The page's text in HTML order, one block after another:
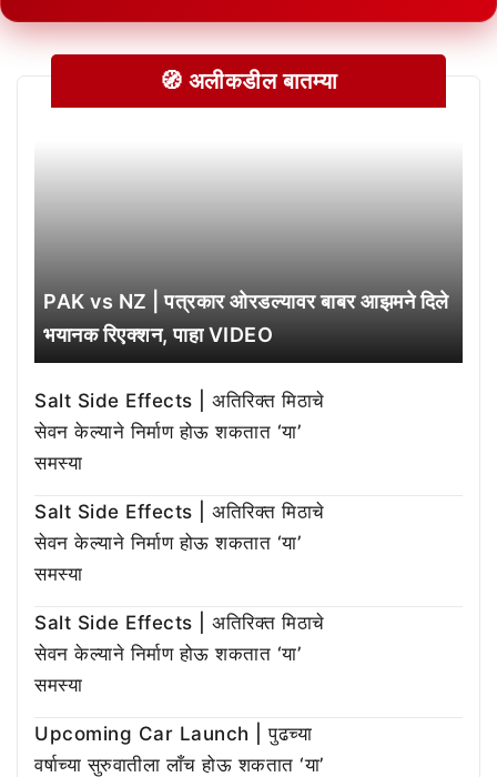
🧭 अलीकडील बातम्या
PAK vs NZ | पत्रकार ओरडल्यावर बाबर आझमने दिले
भयानक रिएक्शन, पाहा VIDEO
Salt Side Effects | अतिरिक्त मिठाचे
सेवन केल्याने निर्माण होऊ शकतात ‘या’
समस्या
Salt Side Effects | अतिरिक्त मिठाचे
सेवन केल्याने निर्माण होऊ शकतात ‘या’
समस्या
Salt Side Effects | अतिरिक्त मिठाचे
सेवन केल्याने निर्माण होऊ शकतात ‘या’
समस्या
Upcoming Car Launch | पुढच्या
वर्षाच्या सुरुवातीला लाँच होऊ शकतात ‘या’